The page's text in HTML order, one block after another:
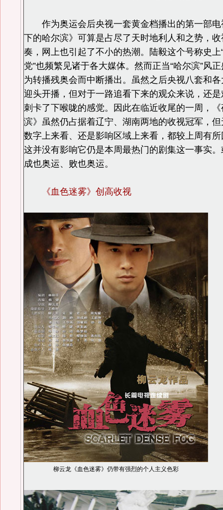
作为奥运会后央视一套黄金档播出的第一部电
下的哈尔滨》可算是占尽了天时地利人和之势，
奏，网上也引起了不小的热潮。陆毅这个号称史上
党”也频繁见诸于各大媒体。然而正当“哈尔滨”风
为转播残奥会而中断播出。虽然之后央视八套和
迎头开播，但对于一路追看下来的观众来说，还
刺卡了下喉咙的感觉。因此在临近收尾的一周，
滨》虽然仍占据着辽宁、湖南两地的收视冠军，
数字上来看、还是影响区域上来看，都较上周有
这并没有影响它仍是本周最热门的剧集这一事实
成也奥运、败也奥运。
《血色迷雾》创高收视
柳云龙《血色迷雾》仍带有强烈的个人主义色彩